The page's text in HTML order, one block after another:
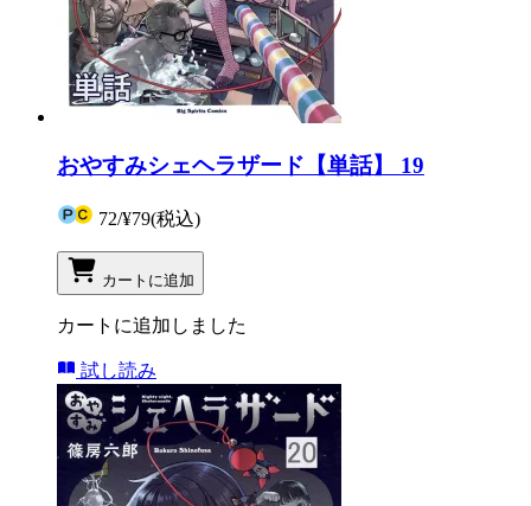
おやすみシェヘラザード【単話】 19
72/¥79(税込)
カートに追加
カートに追加しました
試し読み